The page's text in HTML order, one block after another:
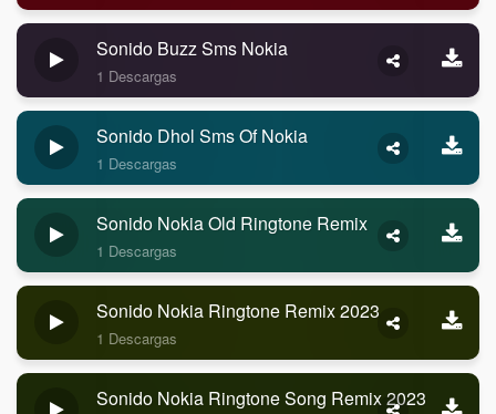
Sonido Buzz Sms Nokia
1 Descargas
Sonido Dhol Sms Of Nokia
1 Descargas
Sonido Nokia Old Ringtone Remix
1 Descargas
Sonido Nokia Ringtone Remix 2023
1 Descargas
Sonido Nokia Ringtone Song Remix 2023